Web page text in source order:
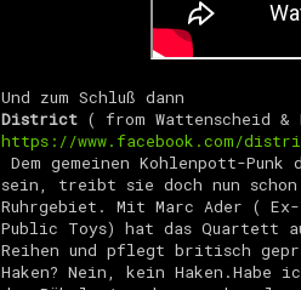
Und zum Schluß dann
District ( from Wattenscheid &
https://www.facebook.com/
Dem gemeinen Kohlenpott-
sein, treibt sie doch nun
Ruhrgebiet. Mit Marc Ader (
Public Toys) hat das Quartett
Reihen und pflegt britisch
Haken? Nein, kein Haken.Habe